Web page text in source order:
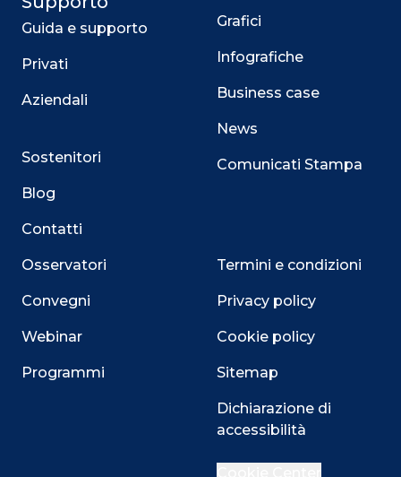
Guida e supporto
Privati
Aziendali
Sostenitori
Blog
Contatti
Osservatori
Convegni
Webinar
Programmi
Grafici
Infografiche
Business case
News
Comunicati Stampa
Termini e condizioni
Privacy policy
Cookie policy
Sitemap
Dichiarazione di
accessibilità